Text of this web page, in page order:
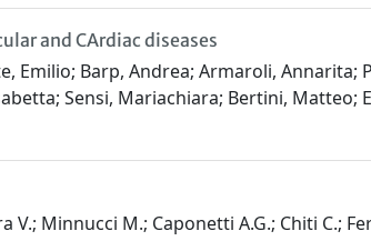
and CArdiac diseases
Emilio; Barp, Andrea; Armaroli, Annarita;
Sensi, Mariachiara; Bertini, Matteo;
Minnucci M.; Caponetti A.G.; Chiti C.;